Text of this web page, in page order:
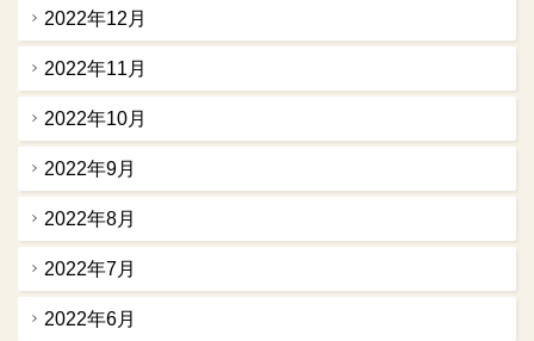
2022年12月
2022年11月
2022年10月
2022年9月
2022年8月
2022年7月
2022年6月